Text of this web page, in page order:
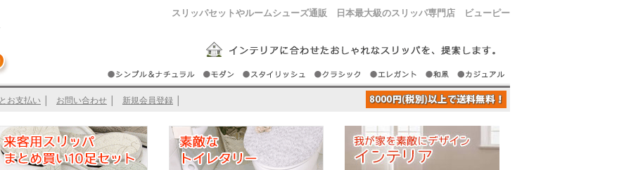
スリッパセットやルームシューズ通販 日本最大級のスリッパ専門店 ビューピー
お支払い お問い合わせ 新規会員登録